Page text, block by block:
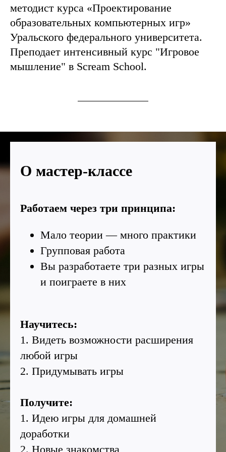
методист курса «Проектирование
образовательных компьютерных игр»
Уральского федерального университета.
Преподает интенсивный курс "Игровое
мышление" в Scream School.
О мастер-классе
Работаем через три принципа:
Мало теории — много практики
Групповая работа
Вы разработаете три разных игры
и поиграете в них
Научитесь:
1. Видеть возможности расширения
любой игры
2. Придумывать игры
Получите:
1. Идею игры для домашней
доработки
2. Новые знакомства